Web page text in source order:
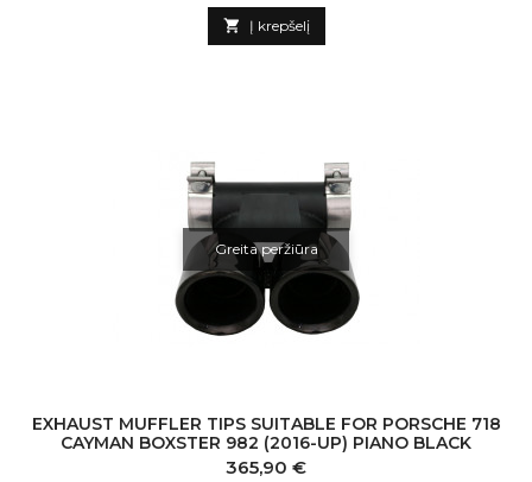
 Į krepšelį
Greita peržiūra
EXHAUST MUFFLER TIPS SUITABLE FOR PORSCHE 718
CAYMAN BOXSTER 982 (2016-UP) PIANO BLACK
Kaina
365,90 €